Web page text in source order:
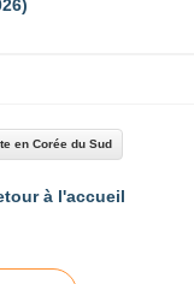
en Corée du Sud
à l'accueil